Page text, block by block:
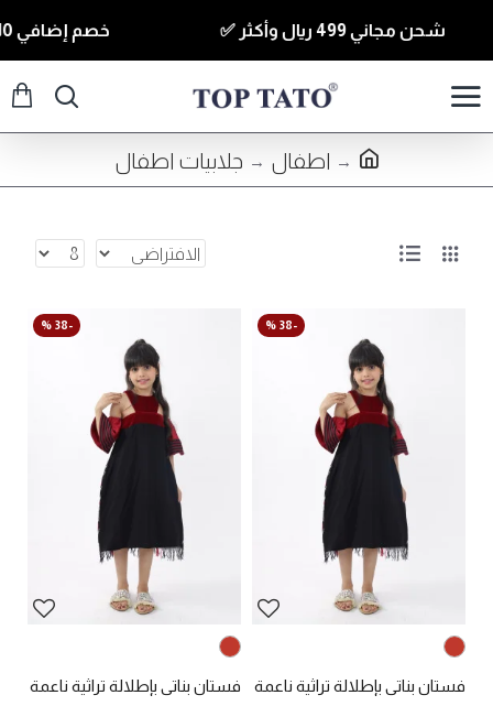
شحن مجاني 499 ريال وأكثر ✅ خصم إضافي 10% للقطع الي قيمتها 350 ريال وأكثر كود ( T10 ) ✅
اطفال جلابيات اطفال
-38 %
فستان بناتي بإطلالة تراثية ناعمة
-38 %
فستان بناتي بإطلالة تراثية ناعمة